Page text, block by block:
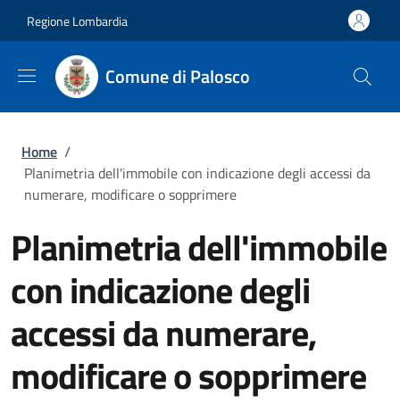
Regione Lombardia
Comune di Palosco
Briciole di pane
Home /
Planimetria dell'immobile con indicazione degli accessi da
numerare, modificare o sopprimere
Planimetria dell'immobile
con indicazione degli
accessi da numerare,
modificare o sopprimere